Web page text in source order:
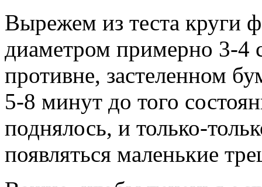
Вырежем из теста круги
диаметром примерно 3-4
противне, застеленном
5-8 минут до того
поднялось, и только-
появляться маленькие